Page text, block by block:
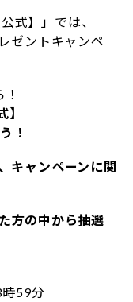
式】」では、
ゼントキャンペ
】
！
キャンペーンに関
方の中から抽選
59分